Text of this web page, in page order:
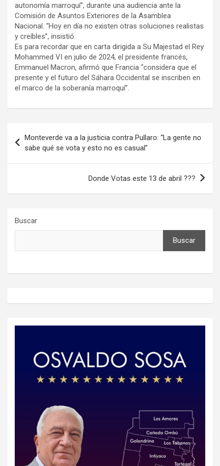
autonomía marroquí”, durante una audiencia ante la
Comisión de Asuntos Exteriores de la Asamblea
Nacional. “Hoy en día no existen otras soluciones realistas
y creíbles”, insistió.
Es para recordar que en carta dirigida a Su Majestad el Rey
Mohammed VI en julio de 2024, el presidente francés,
Emmanuel Macron, afirmó que Francia “considera que el
presente y el futuro del Sáhara Occidental se inscriben en
el marco de la soberanía marroquí”.
de
entradas
Monteverde va a la justicia contra Pullaro: “La gente no
sabe qué se vota y esto no es casual”
Donde Votas este 13 de abril ???
Buscar
Buscar